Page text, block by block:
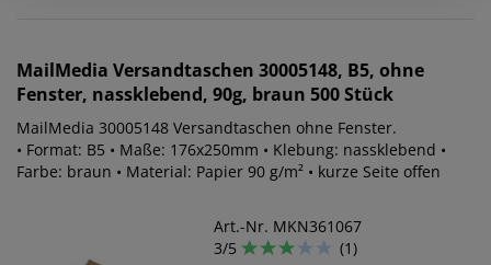
MailMedia Versandtaschen 30005148, B5, ohne
Fenster, nassklebend, 90g, braun 500 Stück
MailMedia 30005148 Versandtaschen ohne Fenster.
• Format: B5 • Maße: 176x250mm • Klebung: nassklebend •
Farbe: braun • Material: Papier 90 g/m² • kurze Seite offen
Art.-Nr. MKN361067
3/5
(1)